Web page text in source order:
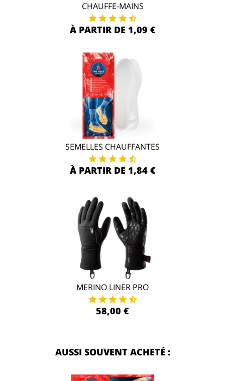
CHAUFFE-MAINS
À PARTIR DE 1,09 €
SEMELLES CHAUFFANTES
À PARTIR DE 1,84 €
MERINO LINER PRO
58,00 €
AUSSI SOUVENT ACHETÉ :